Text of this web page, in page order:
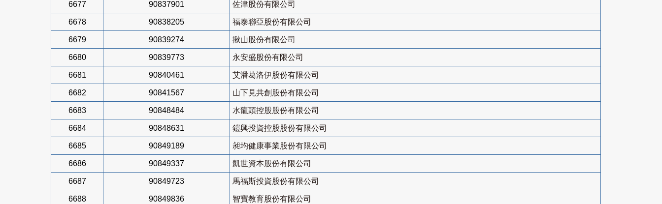
6677 90837901 佐津股份有限公司
6678 90838205 福泰聯亞股份有限公司
6679 90839274 揪山股份有限公司
6680 90839773 永安盛股份有限公司
6681 90840461 艾潘葛洛伊股份有限公司
6682 90841567 山下見共創股份有限公司
6683 90848484 水龍頭控股股份有限公司
6684 90848631 鎧興投資控股股份有限公司
6685 90849189 昶均健康事業股份有限公司
6686 90849337 凱世資本股份有限公司
6687 90849723 馬福斯投資股份有限公司
6688 90849836 智寶教育股份有限公司